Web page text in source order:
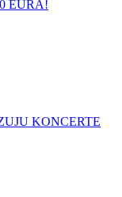
EURA!
KONCERTE